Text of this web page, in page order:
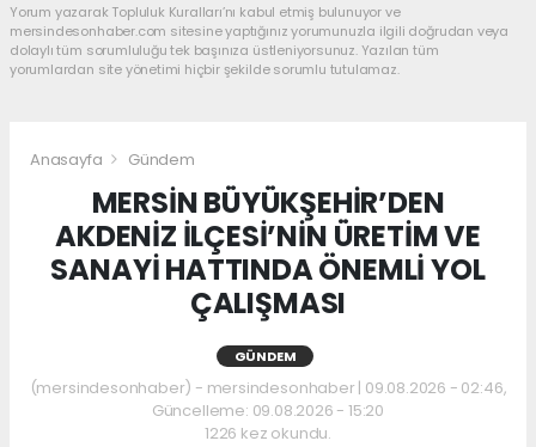
Yorum yazarak Topluluk Kuralları’nı kabul etmiş bulunuyor ve
mersindesonhaber.com sitesine yaptığınız yorumunuzla ilgili doğrudan veya
dolaylı tüm sorumluluğu tek başınıza üstleniyorsunuz. Yazılan tüm
yorumlardan site yönetimi hiçbir şekilde sorumlu tutulamaz.
Anasayfa Gündem
MERSİN BÜYÜKŞEHİR’DEN
AKDENİZ İLÇESİ’NİN ÜRETİM VE
SANAYİ HATTINDA ÖNEMLİ YOL
ÇALIŞMASI
GÜNDEM
(mersindesonhaber) - mersindesonhaber | 09.08.2026 - 02:46,
Güncelleme: 09.08.2026 - 15:20
1226 kez okundu.